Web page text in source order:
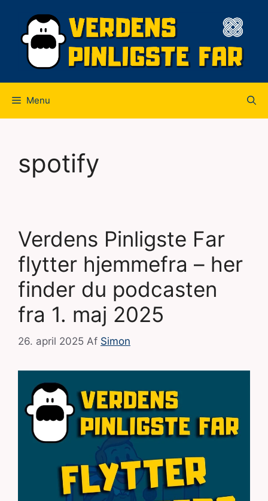
indhold
Menu
spotify
Verdens Pinligste Far
flytter hjemmefra – her
finder du podcasten
fra 1. maj 2025
26. april 2025 Af Simon